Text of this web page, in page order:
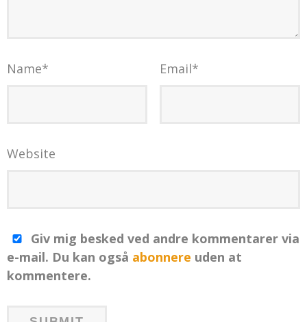
Name* Email*
Website
Giv mig besked ved andre kommentarer via
e-mail. Du kan også abonnere uden at
kommentere.